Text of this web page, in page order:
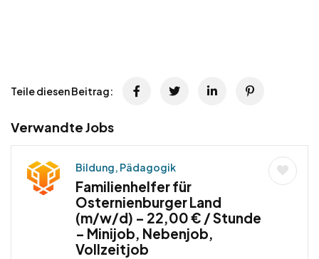
Teile diesen Beitrag:
Verwandte Jobs
Bildung, Pädagogik
Familienhelfer für
Osternienburger Land
(m/w/d) – 22,00 € / Stunde
– Minijob, Nebenjob,
Vollzeitjob